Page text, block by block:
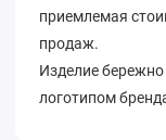
приемлемая
продаж.
Изделие
логотипом